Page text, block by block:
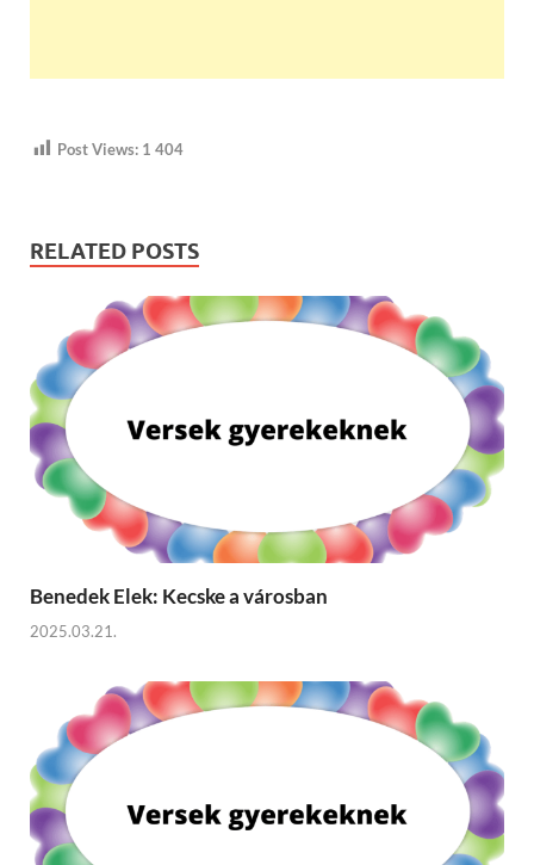
Post Views: 1 404
RELATED POSTS
Benedek Elek: Kecske a városban
2025.03.21.